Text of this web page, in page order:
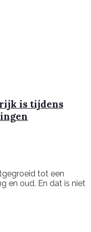
is tijdens
tot een
en oud. En dat is niet